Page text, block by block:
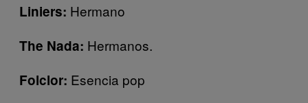
Liniers: Hermano
The Nada: Hermanos.
Folclor: Esencia pop